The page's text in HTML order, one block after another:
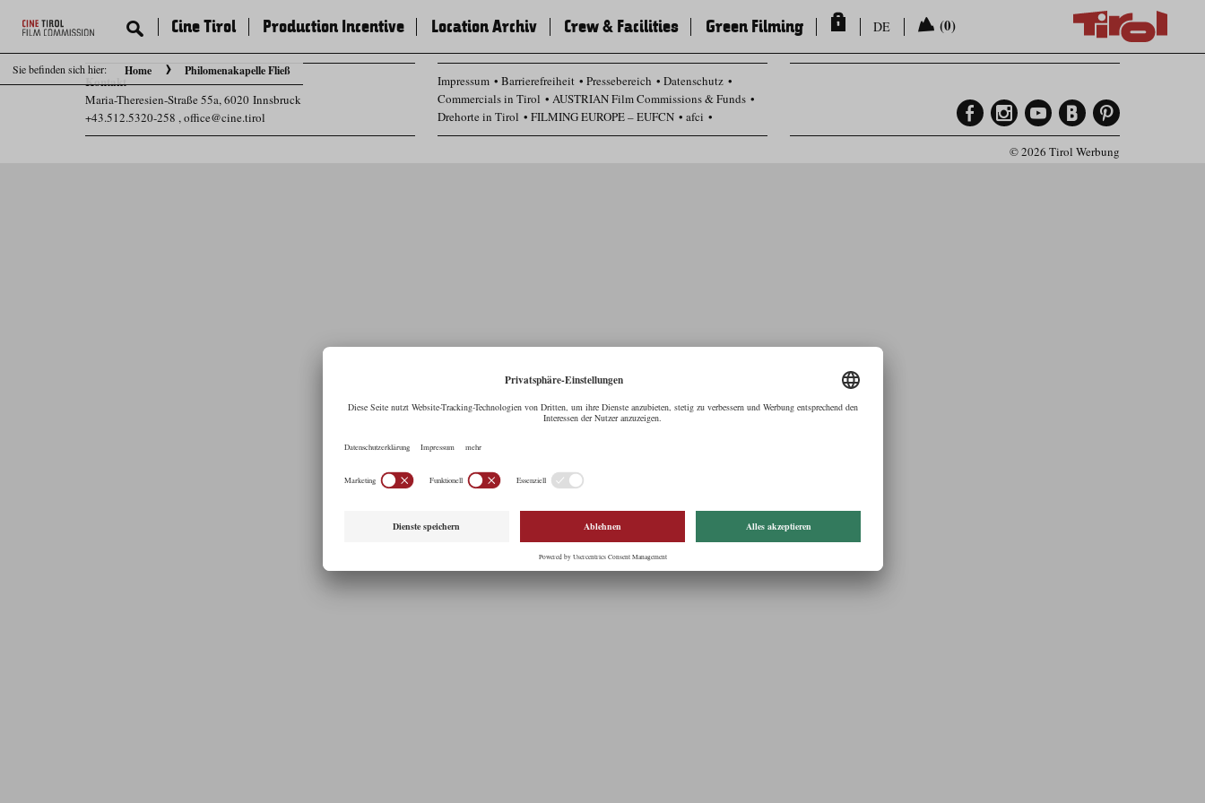
Sie befinden sich hier: Home Philomenakapelle Fließ
Cine Tirol Production Incentive Location Archiv Crew & Facilities Green Filming DE (0)
Kontakt
Maria-Theresien-Straße 55a, 6020 Innsbruck
+43.512.5320-258 ,office@cine.tirol
Impressum Barrierefreiheit Pressebereich
Datenschutz
Commercials in Tirol
AUSTRIAN Film Commissions & Funds
Drehorte in Tirol
FILMING EUROPE – EUFCN
afci
Datenschutz Einstellungen
© 2026 Tirol Werbung